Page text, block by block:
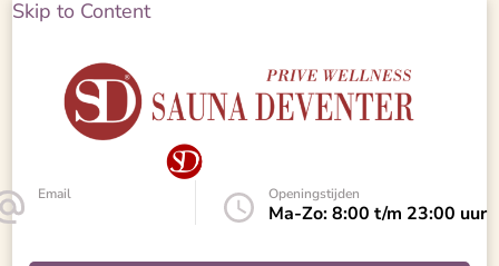
Skip to Content
Sauna Deventer – Prive Spa
Sauna Deventer
Email Openingstijden
Ma-Zo: 8:00 t/m 23:00 uur